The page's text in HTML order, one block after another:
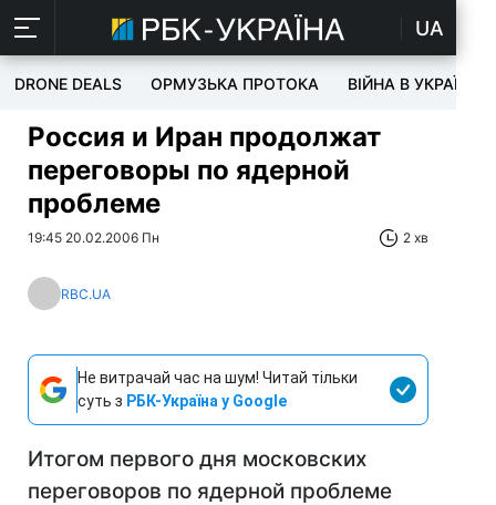
UA
DRONE DEALS ОРМУЗЬКА ПРОТОКА ВІЙНА В УКРАЇНІ
Россия и Иран продолжат
переговоры по ядерной
проблеме
19:45 20.02.2006 Пн 2 хв
RBC.UA
Не витрачай час на шум! Читай тільки
суть з РБК-Україна у Google
Итогом первого дня московских
переговоров по ядерной проблеме